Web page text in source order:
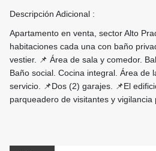
Descripción Adicional :
Apartamento en venta, sector Alto
habitaciones cada una con baño
vestier. 📌 Área de sala y comedor.
Baño social. Cocina integral. Área de
servicio. 📌Dos (2) garajes. 📌El
parqueadero de visitantes y vigilancia